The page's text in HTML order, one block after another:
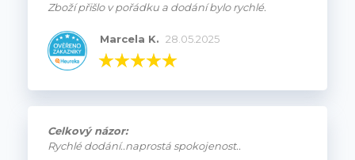
Zboží přišlo v pořádku a dodání bylo rychlé.
Marcela K. 28.05.2025
Celkový názor:
Rychlé dodání..naprostá spokojenost..